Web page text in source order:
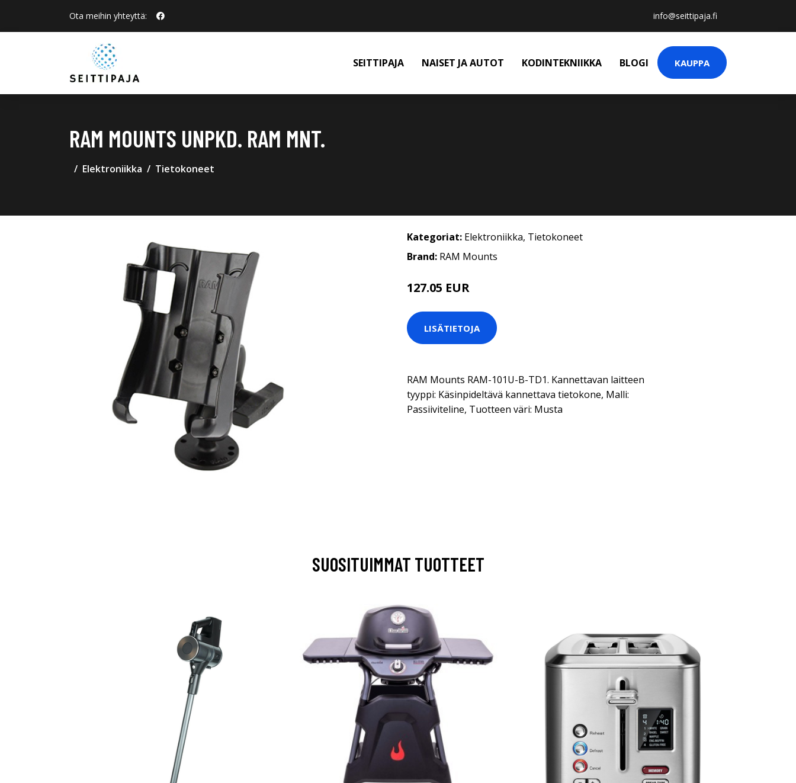
Ota meihin yhteyttä: info@seittipaja.fi
SEITTIPAJA NAISET JA AUTOT KODINTEKNIIKKA BLOGI KAUPPA
RAM MOUNTS UNPKD. RAM MNT.
Elektroniikka Tietokoneet
Kategoriat: Elektroniikka, Tietokoneet
Brand: RAM Mounts
127.05 EUR
LISÄTIETOJA
RAM Mounts RAM-101U-B-TD1. Kannettavan laitteen
tyyppi: Käsinpideltävä kannettava tietokone, Malli:
Passiiviteline, Tuotteen väri: Musta
SUOSITUIMMAT TUOTTEET